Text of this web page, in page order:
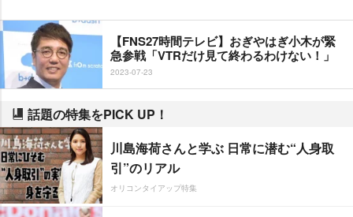
【FNS27時間テレビ】おぎやはぎ小木が緊
急参戦「VTRだけ見て終わるわけない！」
2023-07-23
話題の特集をPICK UP！
川島海荷さんと学ぶ 日常に潜む“人身取
引”のリアル
オリコンタイアップ特集